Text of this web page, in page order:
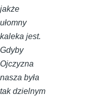
jakże
ułomny
kaleka jest.
Gdyby
Ojczyzna
nasza była
tak dzielnym